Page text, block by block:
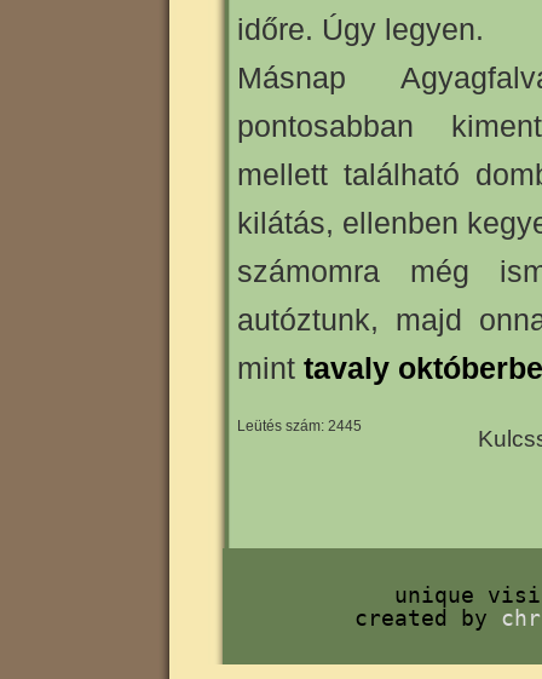
időre. Úgy legyen.
Másnap
pontosabban
mellett található
kilátás, ellenben
számomra még
autóztunk, majd
minttavaly
Leütés szám: 2445
unique
created by